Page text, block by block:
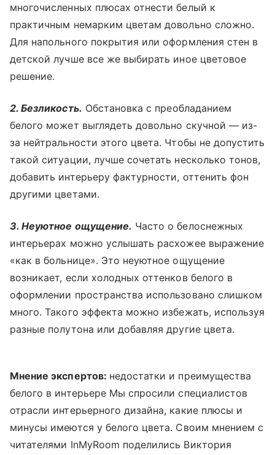
многочисленных плюсах отнести белый к
практичным немарким цветам довольно сложно.
Для напольного покрытия или оформления стен в
детской лучше все же выбирать иное цветовое
решение.
2. Безликость. Обстановка с преобладанием
белого может выглядеть довольно скучной — из-
за нейтральности этого цвета. Чтобы не допустить
такой ситуации, лучше сочетать несколько тонов,
добавить интерьеру фактурности, оттенить фон
другими цветами.
3. Неуютное ощущение. Часто о белоснежных
интерьерах можно услышать расхожее выражение
«как в больнице». Это неуютное ощущение
возникает, если холодных оттенков белого в
оформлении пространства использовано слишком
много. Такого эффекта можно избежать, используя
разные полутона или добавляя другие цвета.
Мнение экспертов: недостатки и преимущества
белого в интерьере Мы спросили специалистов
отрасли интерьерного дизайна, какие плюсы и
минусы имеются у белого цвета. Своим мнением с
читателями InMyRoom поделились Виктория